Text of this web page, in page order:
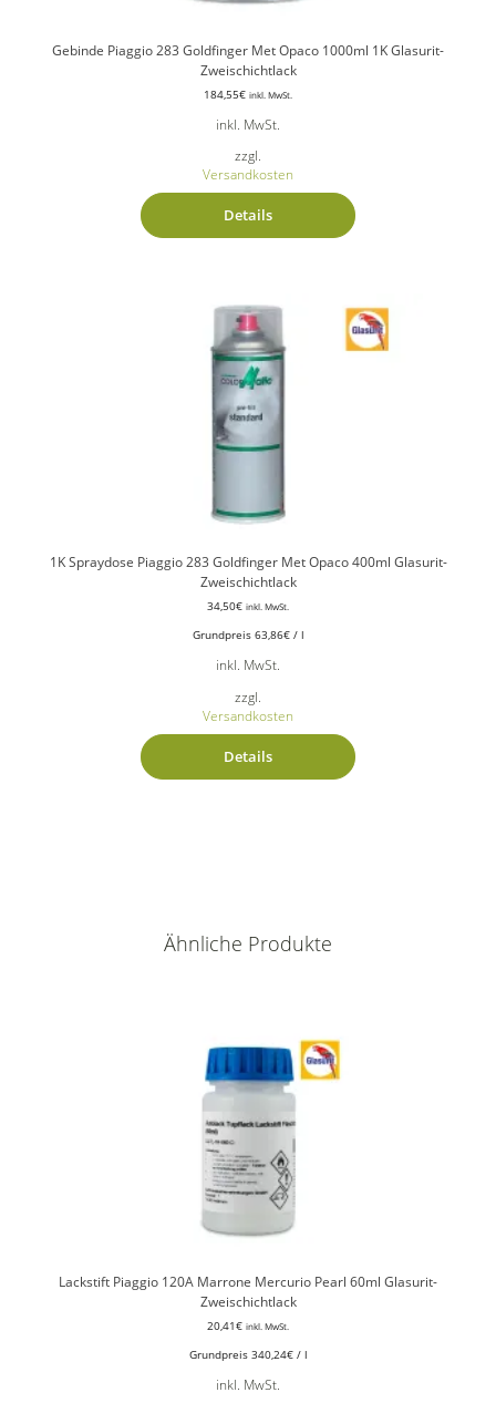
Gebinde Piaggio 283 Goldfinger Met Opaco 1000ml 1K Glasurit-
Zweischichtlack
184,55€ inkl. MwSt.
inkl. MwSt.
zzgl.
Versandkosten
Details
1K Spraydose Piaggio 283 Goldfinger Met Opaco 400ml Glasurit-
Zweischichtlack
34,50€ inkl. MwSt.
Grundpreis 63,86€/ l
inkl. MwSt.
zzgl.
Versandkosten
Details
Ähnliche Produkte
Lackstift Piaggio 120A Marrone Mercurio Pearl 60ml Glasurit-
Zweischichtlack
20,41€ inkl. MwSt.
Grundpreis 340,24€/ l
inkl. MwSt.